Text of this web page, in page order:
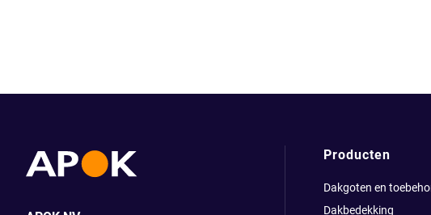
Producten
Dakgoten en
Dakbedekking